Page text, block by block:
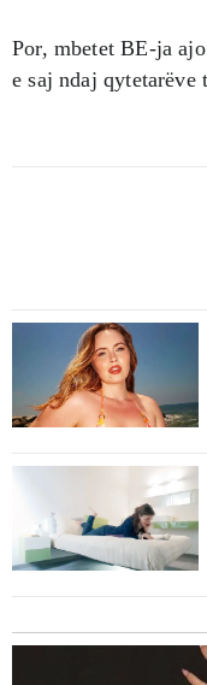
Por, mbetet BE-ja
e saj ndaj qytetarëve